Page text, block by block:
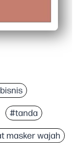
#tanda
masker wajah